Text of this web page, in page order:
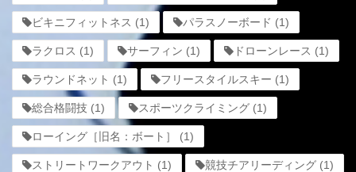
ビキニフィットネス (1) パラスノーボード (1)
ラクロス (1) サーフィン (1) ドローンレース (1)
ラウンドネット (1) フリースタイルスキー (1)
総合格闘技 (1) スポーツクライミング (1)
ローイング［旧名：ボート］ (1)
ストリートワークアウト (1) 競技チアリーディング (1)